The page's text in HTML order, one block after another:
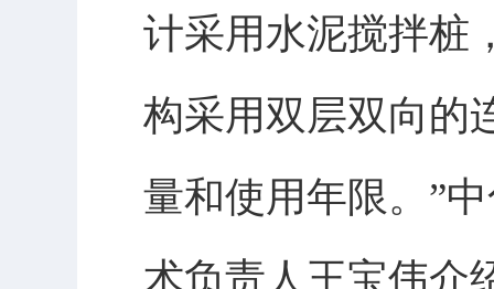
计采用水泥搅拌桩
构采用双层双向的
量和使用年限。”
术负责人王宝伟介